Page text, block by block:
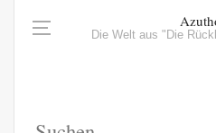
Die Welt aus "Die